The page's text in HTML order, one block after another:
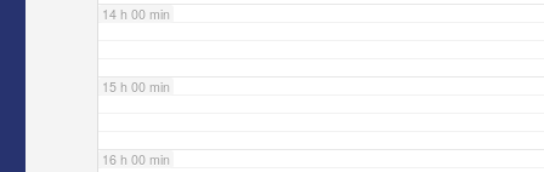
14 h 00 min
15 h 00 min
16 h 00 min